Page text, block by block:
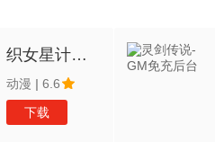
织女星计划-GM免费直充
动漫 | 6.6
下载